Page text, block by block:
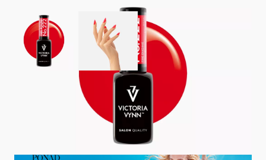
View larger imageView larger image